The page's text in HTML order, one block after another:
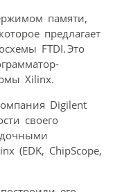
памяти,
предлагает
FTDI. Это
Xilinx.
Digilent
своего
(EDK, ChipScope,